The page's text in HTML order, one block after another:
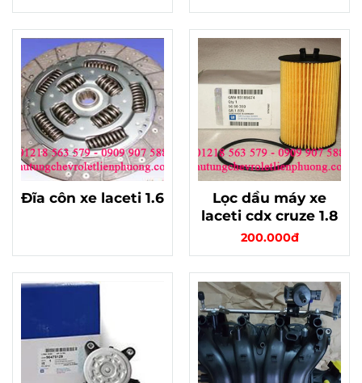
Đĩa côn xe laceti 1.6
Lọc dầu máy xe
laceti cdx cruze 1.8
200.000đ